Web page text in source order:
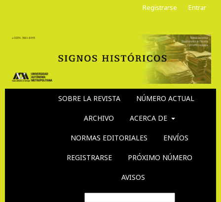
SOBRE LA REVISTA NÚMERO ACTUAL
ARCHIVO ACERCA DE
NORMAS EDITORIALES ENVÍOS
REGISTRARSE PRÓXIMO NÚMERO
AVISOS
Registrarse Entrar